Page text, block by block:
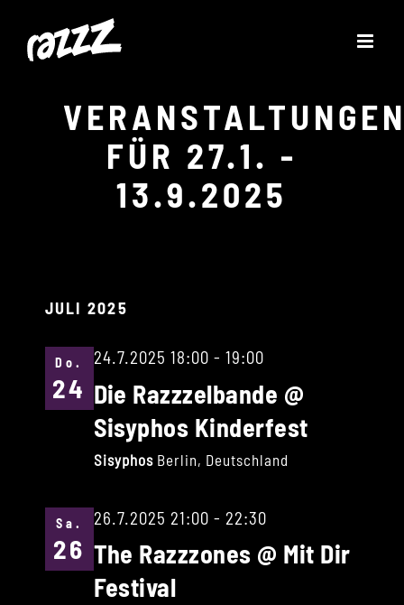
Inhalt
FÜR 27.1. -
13.9.2025
JULI 2025
Do.
24
24.7.2025 18:00 - 19:00
Die Razzzelbande @
Sisyphos Kinderfest
Sisyphos Berlin, Deutschland
Sa.
26
26.7.2025 21:00 - 22:30
The Razzzones @ Mit Dir
Festival